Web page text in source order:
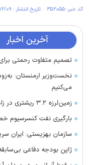
کد خبر: ۳۵۲۰۵۵ تاریخ انتشار : ۱۳۹۴/۱۲/۰۹
آخرین اخبار
تصمیم متفاوت رحمتی برای
نخست‌وزیر ارمنستان:
می‌کنیم
زمین‌لرزه ۳.۲ ریشتری در زاهدشهر فارس
بارگیری نفت کنسرسیوم
سازمان بهزیستی: ایران
ژاپن بودجه دفاعی بی‌سابقه ۵۶ میلیارد دلاری را در نظر